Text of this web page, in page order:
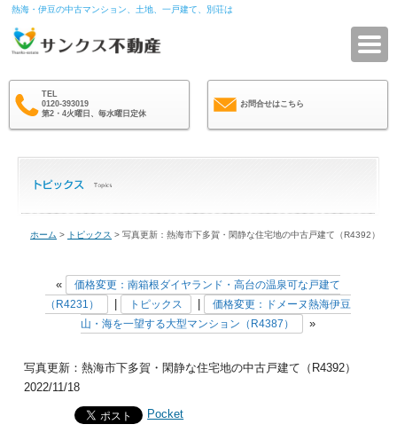
熱海・伊豆の中古マンション、土地、一戸建て、別荘は
TEL
0120-393019
第2・4火曜日、毎水曜日定休
お問合せはこちら
ホーム > トピックス > 写真更新：熱海市下多賀・閑静な住宅地の中古戸建て（R4392）
«
価格変更：南箱根ダイヤランド・高台の温泉可な戸建て
（R4231）
トピックス
価格変更：ドメーヌ熱海伊豆
山・海を一望する大型マンション（R4387）
»
写真更新：熱海市下多賀・閑静な住宅地の中古戸建て（R4392）
2022/11/18
Pocket